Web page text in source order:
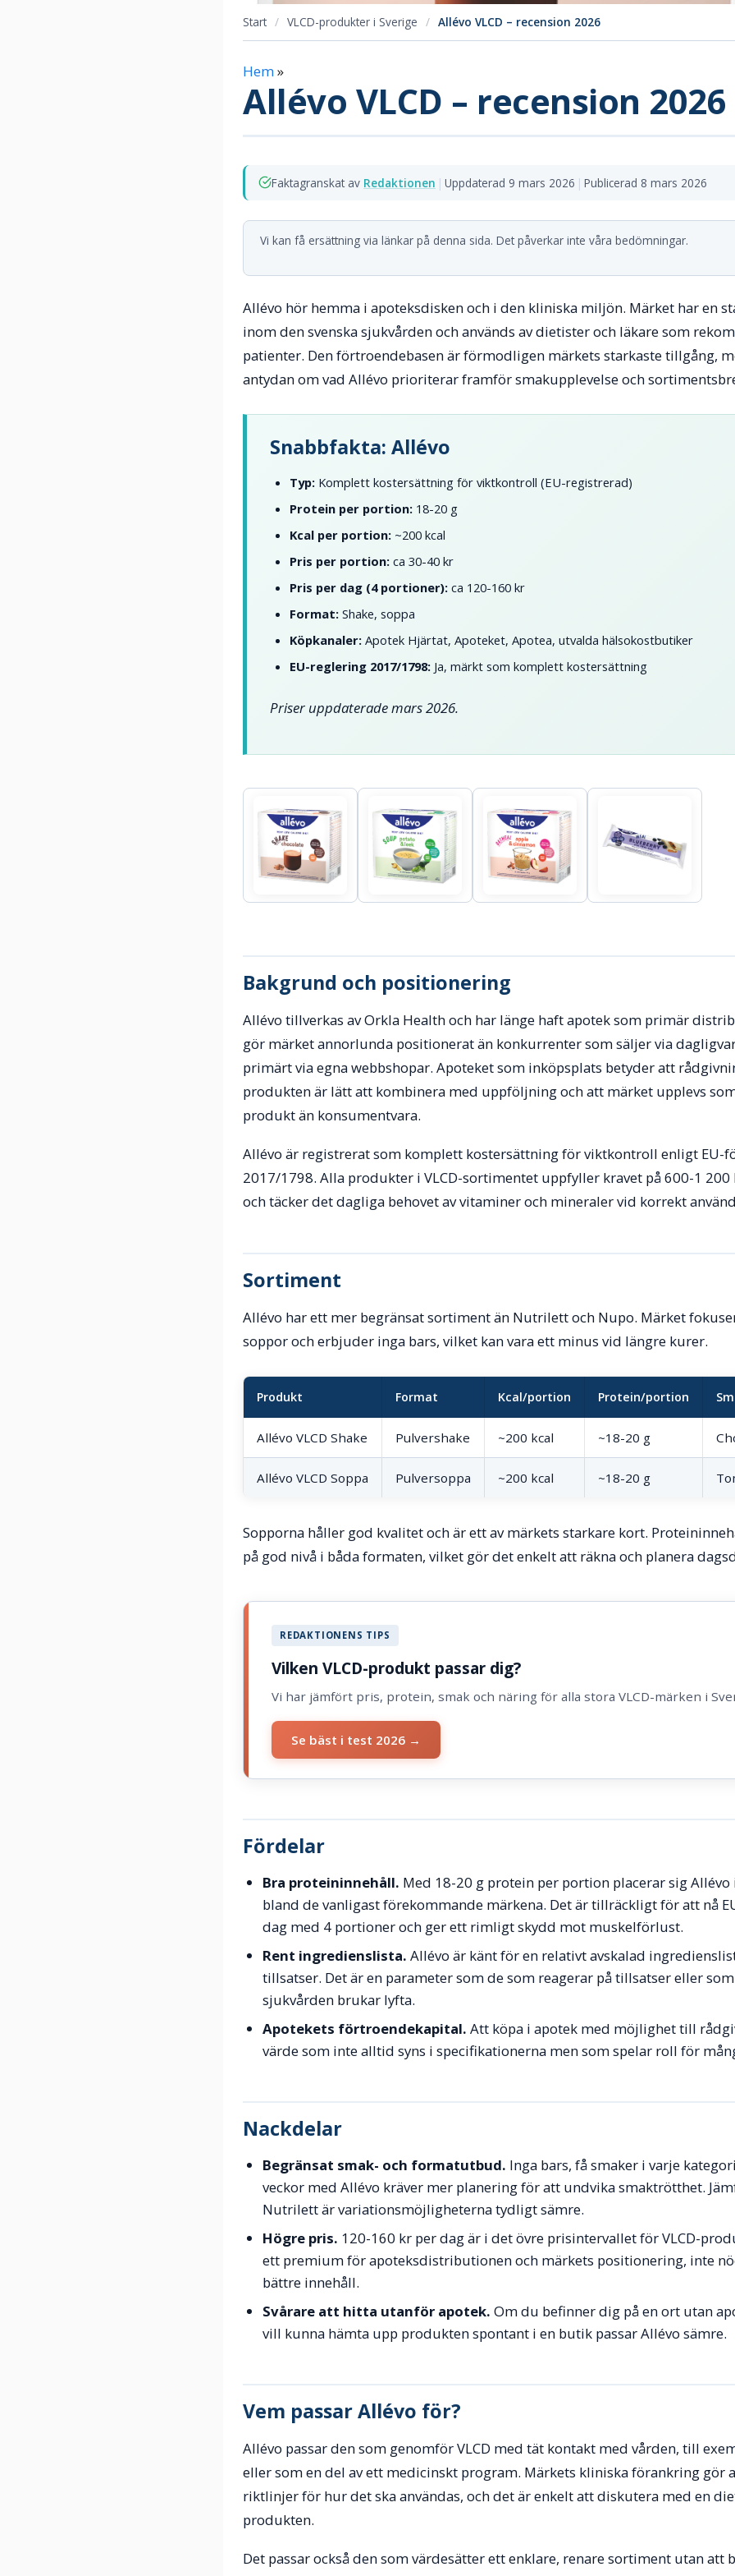
Start / VLCD-produkter i Sverige / Allévo VLCD – recension 2026
Hem»
Allévo VLCD – recension 2026
Faktagranskat av Redaktionen | Uppdaterad 9 mars 2026 | Publicerad 8 mars 2026
Vi kan få ersättning via länkar på denna sida. Det påverkar inte våra bedömningar.
Allévo hör hemma i apoteksdisken och i den kliniska miljön. Märket har en
inom den svenska sjukvården och används av dietister och läkare som
patienter. Den förtroendebasen är förmodligen märkets starkaste tillgång,
antydan om vad Allévo prioriterar framför smakupplevelse och
Snabbfakta: Allévo
Typ: Komplett kostersättning för viktkontroll (EU-registrerad)
Protein per portion: 18-20 g
Kcal per portion: ~200 kcal
Pris per portion: ca 30-40 kr
Pris per dag (4 portioner): ca 120-160 kr
Format: Shake, soppa
Köpkanaler: Apotek Hjärtat, Apoteket, Apotea, utvalda hälsokostbutiker
EU-reglering 2017/1798: Ja, märkt som komplett kostersättning
Priser uppdaterade mars 2026.
Bakgrund och positionering
Allévo tillverkas av Orkla Health och har länge haft apotek som primär
gör märket annorlunda positionerat än konkurrenter som säljer via
primärt via egna webbshopar. Apoteket som inköpsplats betyder att
produkten är lätt att kombinera med uppföljning och att märket upplevs
produkt än konsumentvara.
Allévo är registrerat som komplett kostersättning för viktkontroll enligt EU-
2017/1798. Alla produkter i VLCD-sortimentet uppfyller kravet på 600-1 200
och täcker det dagliga behovet av vitaminer och mineraler vid korrekt
Sortiment
Allévo har ett mer begränsat sortiment än Nutrilett och Nupo. Märket
soppor och erbjuder inga bars, vilket kan vara ett minus vid längre kurer.
Produkt Format Kcal/portion Protein/portion
Allévo VLCD Shake Pulvershake ~200 kcal ~18-20 g
Allévo VLCD Soppa Pulversoppa ~200 kcal ~18-20 g
Sopporna håller god kvalitet och är ett av märkets starkare kort.
på god nivå i båda formaten, vilket gör det enkelt att räkna och planera
REDAKTIONENS TIPS
Vilken VLCD-produkt passar dig?
Vi har jämfört pris, protein, smak och näring för alla stora VLCD-märken i
Se bäst i test 2026 →
Fördelar
Bra proteininnehåll. Med 18-20 g protein per portion placerar sig
bland de vanligast förekommande märkena. Det är tillräckligt för att nå
dag med 4 portioner och ger ett rimligt skydd mot muskelförlust.
Rent ingredienslista. Allévo är känt för en relativt avskalad
tillsatser. Det är en parameter som de som reagerar på tillsatser eller
sjukvården brukar lyfta.
Apotekets förtroendekapital. Att köpa i apotek med möjlighet till
värde som inte alltid syns i specifikationerna men som spelar roll för
Nackdelar
Begränsat smak- och formatutbud. Inga bars, få smaker i varje
veckor med Allévo kräver mer planering för att undvika smaktrötthet.
Nutrilett är variationsmöjligheterna tydligt sämre.
Högre pris. 120-160 kr per dag är i det övre prisintervallet för VLCD-
ett premium för apoteksdistributionen och märkets positionering, inte
bättre innehåll.
Svårare att hitta utanför apotek. Om du befinner dig på en ort utan
vill kunna hämta upp produkten spontant i en butik passar Allévo sämre.
Vem passar Allévo för?
Allévo passar den som genomför VLCD med tät kontakt med vården, till
eller som en del av ett medicinskt program. Märkets kliniska förankring gör
riktlinjer för hur det ska användas, och det är enkelt att diskutera med en
produkten.
Det passar också den som värdesätter ett enklare, renare sortiment utan att